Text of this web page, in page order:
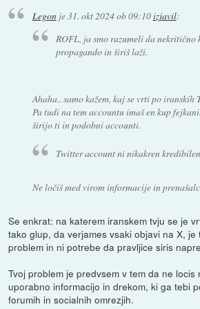
Legonje31. okt 2024 ob 09:10izjavil:
ROFL, ja smo razumeli da nekritično
propagando in širiš laži.
Ahaha.. samo kažem, kaj se vrti po iranskih
Pa tudi na tem accountu imaš en kup
širijo ti in podobni accounti.
Twitter account ni nikakren
Ne ločiš med virom informacije in
Se enkrat: na katerem iranskem tvju se je
tako glup, da verjames vsaki objavi na X, je
problem in ni potrebe da pravljice siris
Tvoj problem je predvsem v tem da ne locis
uporabno informacijo in drekom, ki ga tebi
forumih in socialnih omrezjih.